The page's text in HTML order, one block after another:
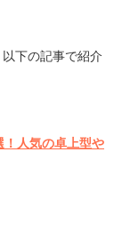
下の記事で紹介
！人気の卓上型や